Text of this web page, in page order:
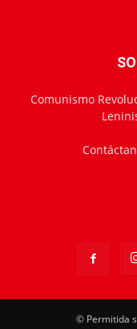
Comunismo
© Permitida